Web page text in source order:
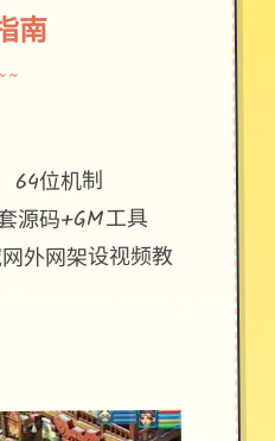
南
64位机制
源码+GM工具
外网架设视频教